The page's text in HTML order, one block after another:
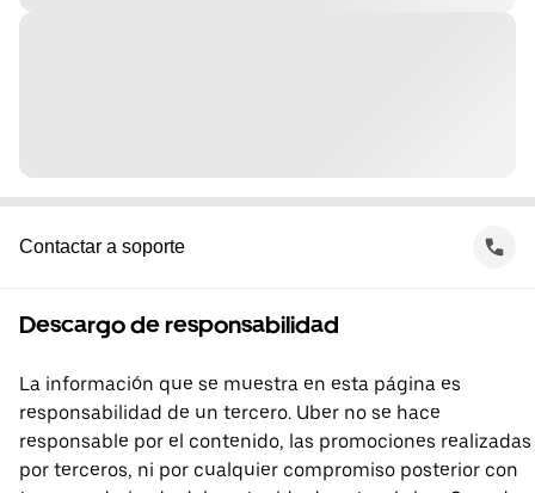
Contactar a soporte
Descargo de responsabilidad
La información que se muestra en esta página es
responsabilidad de un tercero. Uber no se hace
responsable por el contenido, las promociones realizadas
por terceros, ni por cualquier compromiso posterior con